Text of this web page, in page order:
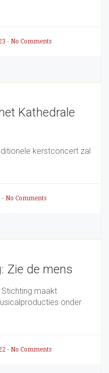
- No Comments
Kathedrale
kerstconcert zal
- No Comments
Zie de mens
Stichting maakt
onder
- No Comments